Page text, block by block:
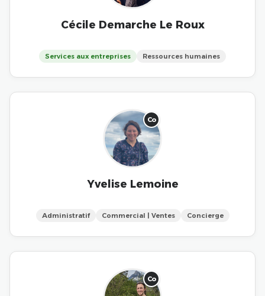
Cécile Demarche Le Roux
Services aux entreprises Ressources humaines
Co
Yvelise Lemoine
Administratif Commercial | Ventes Concierge
Co